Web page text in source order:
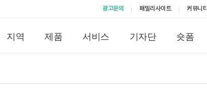
광고문의 패밀리사이트 커뮤니티
지역 제품 서비스 기자단 숏폼